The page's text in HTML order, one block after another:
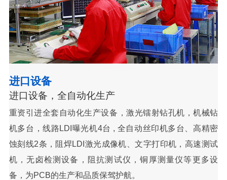
进口设备
进口设备，全自动化生产
重资引进全套自动化生产设备，激光镭射钻孔机，机械钻
机多台，线路LDI曝光机4台 , 全自动丝印机多台、高精密
蚀刻线2条，阻焊LDI激光成像机、文字打印机，高速测试
机，无卤检测设备，阻抗测试仪，铜厚测量仪等更多设
备，为PCB的生产和品质保驾护航。